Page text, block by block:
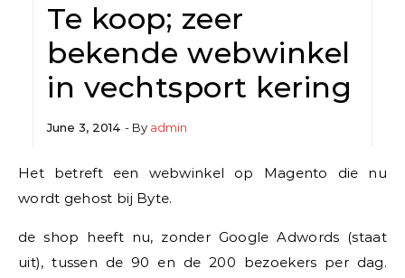
Te koop; zeer
bekende webwinkel
in vechtsport kering
June 3, 2014 - By admin
Het betreft een webwinkel op Magento die nu
wordt gehost bij Byte.
de shop heeft nu, zonder Google Adwords (staat
uit), tussen de 90 en de 200 bezoekers per dag.